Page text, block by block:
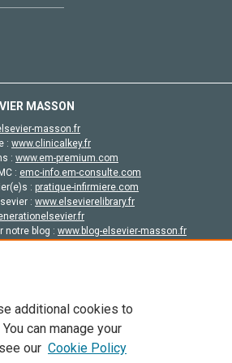
MASSON
masson.fr
: www.clinicalkey.fr
: www.em-premium.com
: emc-info.em-consulte.com
: pratique-infirmiere.com
: www.elsevierelibrary.fr
notre blog : www.blog-elsevier-masson.fr
ses contributeurs. Tout les droits sont réservés,
additional cookies to
can manage your
our Cookie Policy